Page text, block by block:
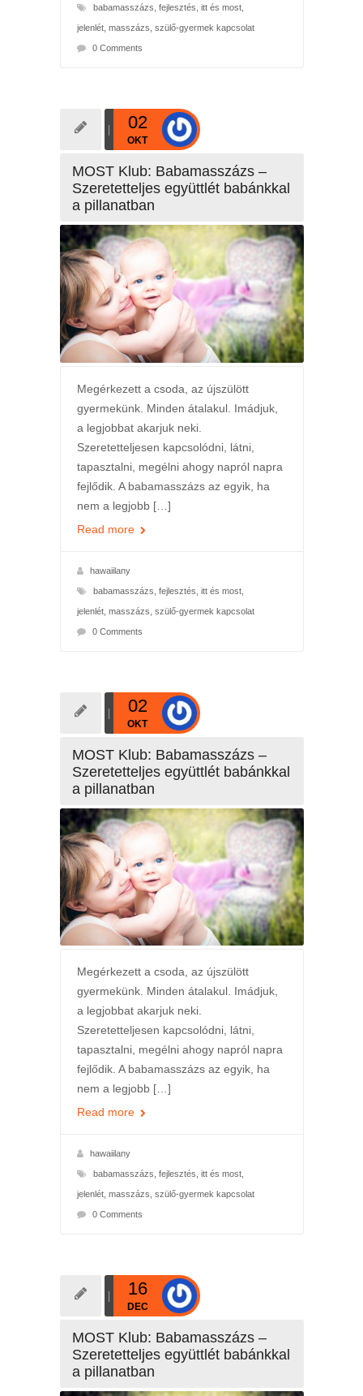
babamasszázs fejlesztés itt és most,
jelenlét, masszázs szülő-gyermek kapcsolat
0 Comments
02
OKT
MOST Klub: Babamasszázs –
Szeretetteljes együttlét babánkkal
a pillanatban
Megérkezett a csoda, az újszülött
gyermekünk. Minden átalakul. Imádjuk,
a legjobbat akarjuk neki.
Szeretetteljesen kapcsolódni, látni,
tapasztalni, megélni ahogy napról napra
fejlődik. A babamasszázs az egyik, ha
nem a legjobb […]
Read more
hawaiilany
babamasszázs fejlesztés itt és most,
jelenlét, masszázs szülő-gyermek kapcsolat
0 Comments
02
OKT
MOST Klub: Babamasszázs –
Szeretetteljes együttlét babánkkal
a pillanatban
Megérkezett a csoda, az újszülött
gyermekünk. Minden átalakul. Imádjuk,
a legjobbat akarjuk neki.
Szeretetteljesen kapcsolódni, látni,
tapasztalni, megélni ahogy napról napra
fejlődik. A babamasszázs az egyik, ha
nem a legjobb […]
Read more
hawaiilany
babamasszázs fejlesztés itt és most,
jelenlét, masszázs szülő-gyermek kapcsolat
0 Comments
16
DEC
MOST Klub: Babamasszázs –
Szeretetteljes együttlét babánkkal
a pillanatban